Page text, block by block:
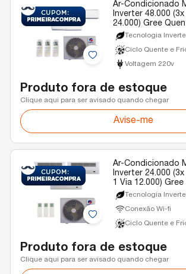
Ar-Condicionado
Inverter 48.000 (3x
24.000) Gree
220vTecnologia
Ciclo Quente e
Voltagem 220v
Produto fora de estoque
Clique aqui para ser avisado quando chegar
Avise-me
Ar-Condicionado
Inverter 24.000
1 Via 12.000)
32 220v
Tecnologia
Conexão Wi-fi
Ciclo Quente e
Produto fora de estoque
Clique aqui para ser avisado quando chegar